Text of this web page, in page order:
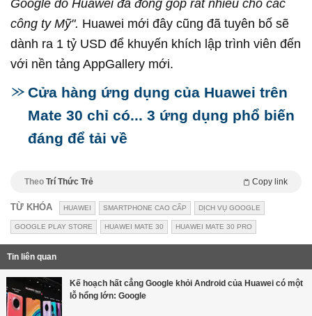
Google do Huawei đã đóng góp rất nhiều cho các
công ty Mỹ". Huawei mới đây cũng đã tuyên bố sẽ
dành ra 1 tỷ USD để khuyến khích lập trình viên đến
với nền tảng AppGallery mới.
Cửa hàng ứng dụng của Huawei trên
Mate 30 chỉ có... 3 ứng dụng phổ biến
đáng để tải về
Theo Trí Thức Trẻ Copy link
TỪ KHÓA HUAWEI SMARTPHONE CAO CẤP DỊCH VỤ GOOGLE
GOOGLE PLAY STORE HUAWEI MATE 30 HUAWEI MATE 30 PRO
Tin liên quan
Kế hoạch hất cẳng Google khỏi Android của Huawei có một
lỗ hổng lớn: Google